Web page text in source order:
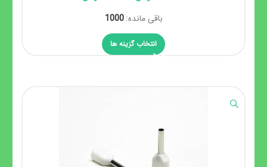
باقی مانده: 1000
انتخاب گزینه ها